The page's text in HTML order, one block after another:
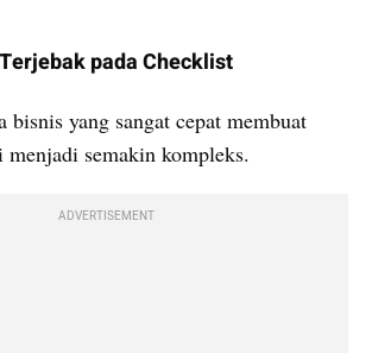
pada Checklist
bisnis yang sangat cepat membuat
menjadi semakin kompleks.
ADVERTISEMENT